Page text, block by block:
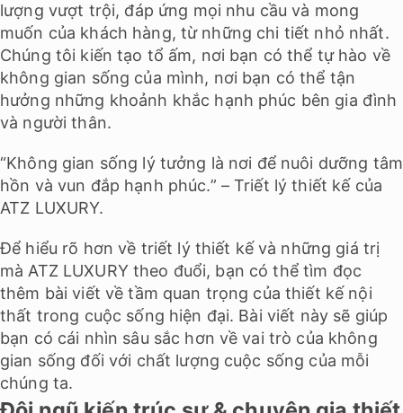
lượng vượt trội, đáp ứng mọi nhu cầu và mong
muốn của khách hàng, từ những chi tiết nhỏ nhất.
Chúng tôi kiến tạo tổ ấm, nơi bạn có thể tự hào về
không gian sống của mình, nơi bạn có thể tận
hưởng những khoảnh khắc hạnh phúc bên gia đình
và người thân.
“Không gian sống lý tưởng là nơi để nuôi dưỡng tâm
hồn và vun đắp hạnh phúc.” – Triết lý thiết kế của
ATZ LUXURY.
Để hiểu rõ hơn về triết lý thiết kế và những giá trị
mà ATZ LUXURY theo đuổi, bạn có thể tìm đọc
thêm bài viết về tầm quan trọng của thiết kế nội
thất trong cuộc sống hiện đại. Bài viết này sẽ giúp
bạn có cái nhìn sâu sắc hơn về vai trò của không
gian sống đối với chất lượng cuộc sống của mỗi
chúng ta.